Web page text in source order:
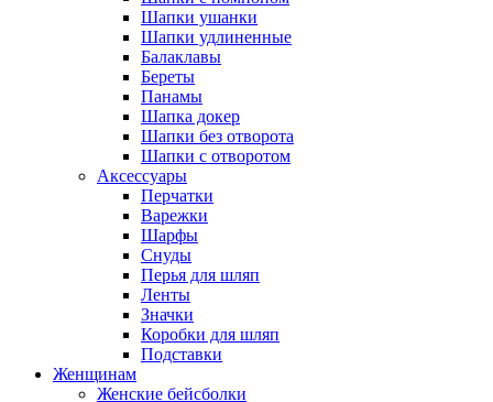
Шапки ушанки
Шапки удлиненные
Балаклавы
Береты
Панамы
Шапка докер
Шапки без отворота
Шапки с отворотом
Аксессуары
Перчатки
Варежки
Шарфы
Снуды
Перья для шляп
Ленты
Значки
Коробки для шляп
Подставки
Женщинам
Женские бейсболки